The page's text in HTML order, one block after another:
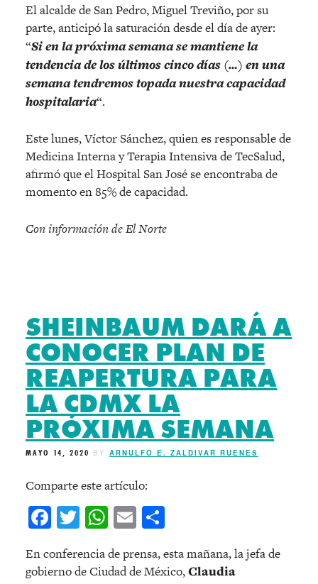
El alcalde de San Pedro, Miguel Treviño, por su
parte, anticipó la saturación desde el día de ayer:
“Si en la próxima semana se mantiene la
tendencia de los últimos cinco días (…) en una
semana tendremos topada nuestra capacidad
hospitalaria“.
Este lunes, Víctor Sánchez, quien es responsable de
Medicina Interna y Terapia Intensiva de TecSalud,
afirmó que el Hospital San José se encontraba de
momento en 85% de capacidad.
Con información de El Norte
SHEINBAUM DARÁ A
CONOCER PLAN DE
REAPERTURA PARA
LA CDMX LA
PRÓXIMA SEMANA
MAYO 14, 2020 BY ARNULFO E. ZALDIVAR RUENES
Comparte este artículo:
Facebook
Twitter
WhatsApp
Email
En conferencia de prensa, esta mañana, la jefa de
gobierno de Ciudad de México,Claudia